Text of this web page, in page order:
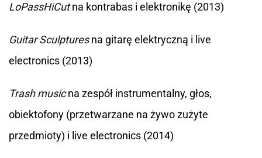
LoPassHiCutna kontrabas i elektronikę (2013)
Guitar Sculpturesna gitarę elektryczną i live
electronics (2013)
Trash musicna zespół instrumentalny, głos,
obiektofony (przetwarzane na żywo zużyte
przedmioty) i live electronics (2014)